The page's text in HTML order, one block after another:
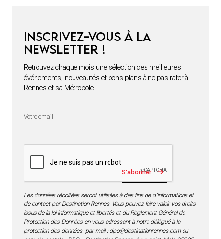
Inscrivez-vous à la
newsletter !
Retrouvez chaque mois une sélection des meilleures
événements, nouveautés et bons plans à ne pas rater à
Rennes et sa Métropole.
S'abonner
Les données récoltées seront utilisées à des fins de d’informations et
de contact par Destination Rennes. Vous pouvez faire valoir vos droits
issus de la loi informatique et libertés et du Règlement Général de
Protection des Données en vous adressant à notre délégué à la
protection des données par mail : dpo@destinationrennes.comou